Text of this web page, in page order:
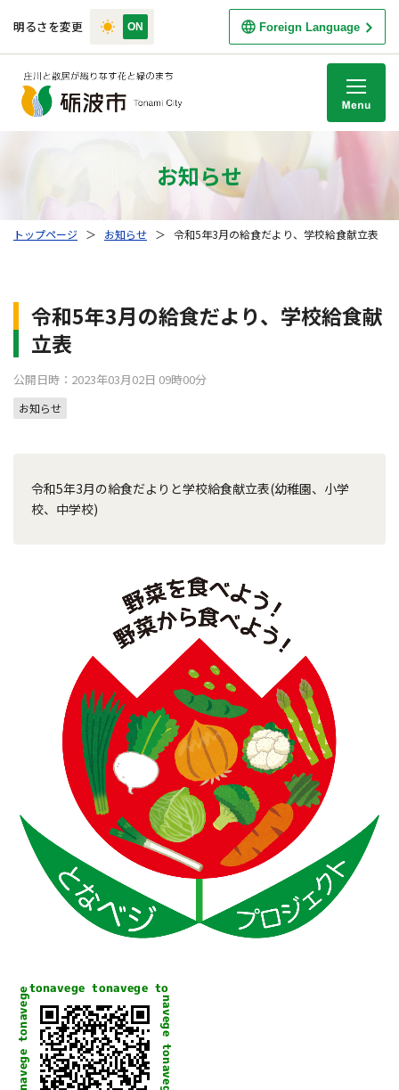
明るさを変更 Foreign Language
お知らせ
トップページ ＞ お知らせ ＞ 令和5年3月の給食だより、学校給食献立表
令和5年3月の給食だより、学校給食献
立表
公開日時：2023年03月02日 09時00分
お知らせ
令和5年3月の給食だよりと学校給食献立表(幼稚園、小学
校、中学校)